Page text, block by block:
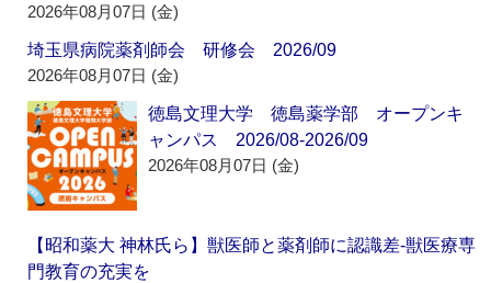
2026年08月07日 (金)
埼玉県病院薬剤師会 研修会 2026/09
2026年08月07日 (金)
徳島文理大学 徳島薬学部 オープンキ
ャンパス 2026/08-2026/09
2026年08月07日 (金)
【昭和薬大 神林氏ら】獣医師と薬剤師に認識差‐獣医療専
門教育の充実を